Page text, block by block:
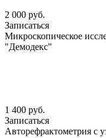
2 000 руб.
Записаться
Микроскопическое
"Демодекс"
1 400 руб.
Записаться